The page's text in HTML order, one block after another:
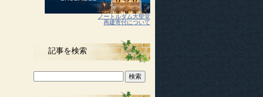
ノートルダム大聖堂
再建寄付について
記事を検索
検